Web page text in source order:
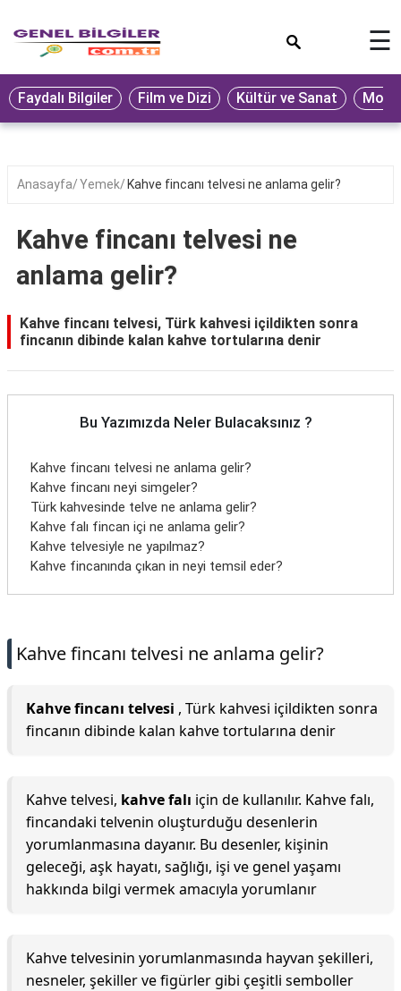
Eğitim
Ekonomi
Seyahat
Oyun
Yaşam
Hukuk
☰
Faydalı Bilgiler Film ve Dizi Kültür ve Sanat
Anasayfa Yemek Kahve fincanı telvesi ne anlama gelir?
Kahve fincanı telvesi ne
anlama gelir?
Kahve fincanı telvesi, Türk kahvesi içildikten sonra
fincanın dibinde kalan kahve tortularına denir
Bu Yazımızda Neler Bulacaksınız ?
Kahve fincanı telvesi ne anlama gelir?
Kahve fincanı neyi simgeler?
Türk kahvesinde telve ne anlama gelir?
Kahve falı fincan içi ne anlama gelir?
Kahve telvesiyle ne yapılmaz?
Kahve fincanında çıkan in neyi temsil eder?
Kahve fincanı telvesi ne anlama gelir?
Kahve fincanı telvesi , Türk kahvesi içildikten sonra
fincanın dibinde kalan kahve tortularına denir
Kahve telvesi, kahve falı için de kullanılır. Kahve falı,
fincandaki telvenin oluşturduğu desenlerin
yorumlanmasına dayanır. Bu desenler, kişinin
geleceği, aşk hayatı, sağlığı, işi ve genel yaşamı
hakkında bilgi vermek amacıyla yorumlanır
Kahve telvesinin yorumlanmasında hayvan şekilleri,
nesneler, şekiller ve figürler gibi çeşitli semboller